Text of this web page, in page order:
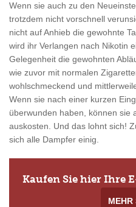
Wenn sie auch zu den
trotzdem nicht vorschnell
nicht auf Anhieb die gewohnte
wird ihr Verlangen nach Nikotin
Gelegenheit die gewohnten
wie zuvor mit normalen
wohlschmeckend und
Wenn sie nach einer kurzen
überwunden haben, können sie
auskosten. Und das lohnt sich!
sich alle Dampfer einig.
Kaufen Sie hier Ihre
MEHR